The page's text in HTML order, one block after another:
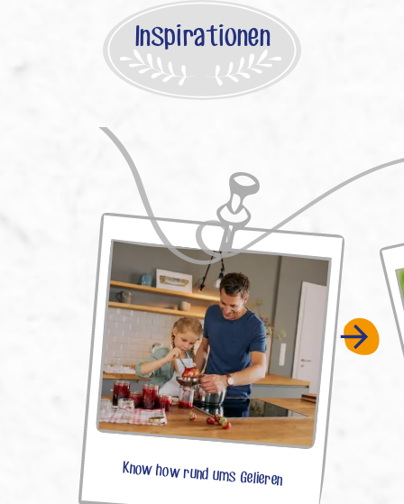
Inspirationen
Know how rund ums Gelieren